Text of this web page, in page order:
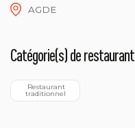
AGDE
Catégorie(s) de restaurant
traditionnel